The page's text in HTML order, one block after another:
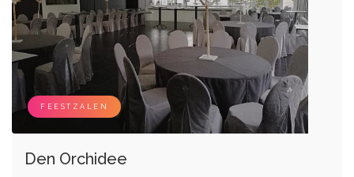
FEESTZALEN
Den Orchidee